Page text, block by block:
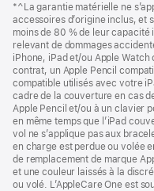
*^La garantie matérielle ne
accessoires d’origine inclus, et
moins de 80 % de leur capacité
relevant de dommages
iPhone, iPad et/ou Apple
contrat, un Apple Pencil
compatible utilisés avec votre
cadre de la couverture en cas
Apple Pencil et/ou à un clavier
en même temps que l’iPad
vol ne s’applique pas aux
en charge est perdue ou volée
de remplacement de marque
et une couleur laissés à la
ou volé. L’AppleCare One est